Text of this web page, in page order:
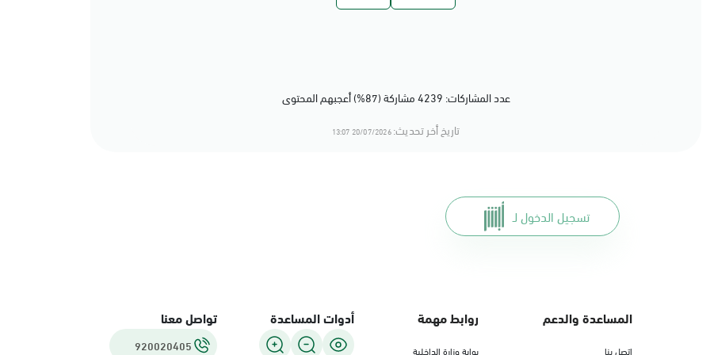
عدد المشاركات: 4239 مشاركة (87%) أعجبهم المحتوى
تاريخ أخر تحديث:20/07/2026 13:07
تسجيل الدخول لـ
المساعدة والدعم
اتصل بنا
روابط مهمة
بوابة وزارة الداخلية
أدوات المساعدة تواصل معنا
920020405